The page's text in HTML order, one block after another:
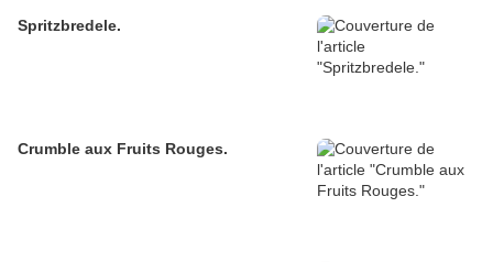
Spritzbredele.
Crumble aux Fruits Rouges.